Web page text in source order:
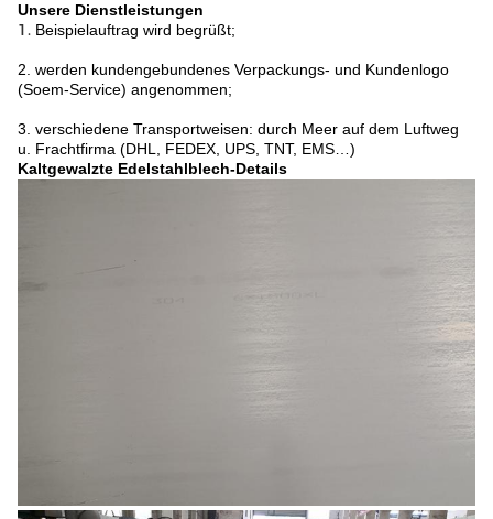
Unsere Dienstleistungen
1. Beispielauftrag wird begrüßt;
2. werden kundengebundenes Verpackungs- und Kundenlogo
(Soem-Service) angenommen;
3. verschiedene Transportweisen: durch Meer auf dem Luftweg
u. Frachtfirma (DHL, FEDEX, UPS, TNT, EMS…)
Kaltgewalzte Edelstahlblech-Details